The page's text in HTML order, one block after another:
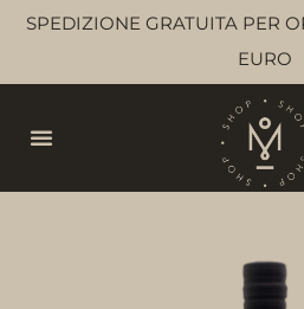
SPEDIZIONE GRATUITA PER
EURO